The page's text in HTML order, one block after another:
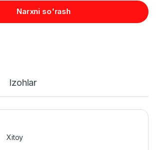
Narxni so'rash
Izohlar
Xitoy